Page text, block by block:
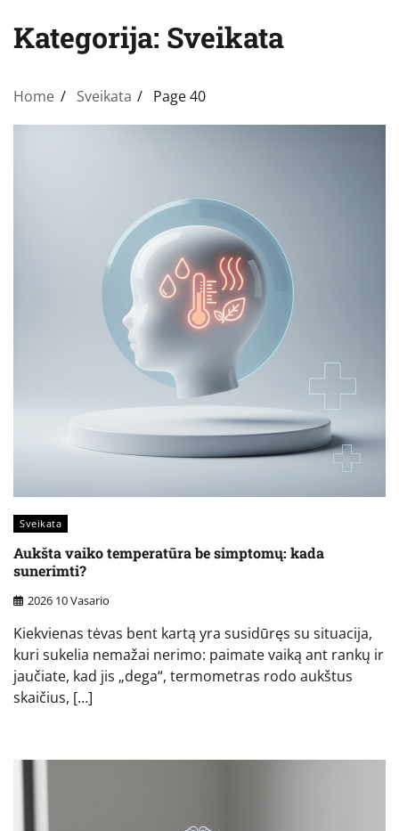
Kategorija: Sveikata
Home Sveikata Page 40
Sveikata
Aukšta vaiko temperatūra be simptomų: kada
sunerimti?
2026 10 Vasario
Kiekvienas tėvas bent kartą yra susidūręs su situacija,
kuri sukelia nemažai nerimo: paimate vaiką ant rankų ir
jaučiate, kad jis „dega“, termometras rodo aukštus
skaičius, […]